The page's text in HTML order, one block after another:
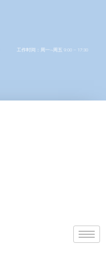
工作时间：周一~周五 9:00 – 17:30